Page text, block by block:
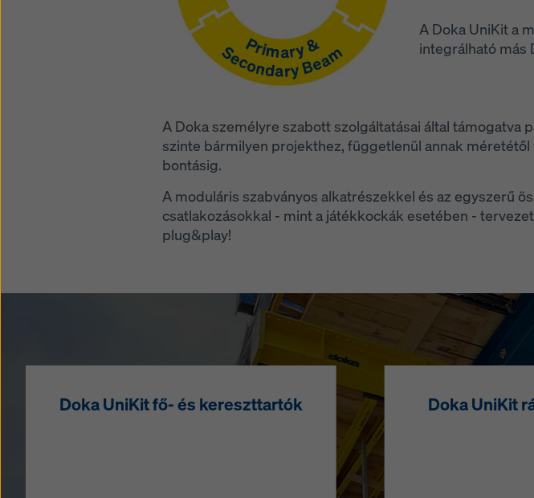
A Doka UniKit a
integrálható más
A Doka személyre szabott szolgáltatásai által
szinte bármilyen projekthez, függetlenül annak
bontásig.
A moduláris szabványos alkatrészekkel és az egyszerű
csatlakozásokkal - mint a játékkockák esetében -
plug&play!
Doka UniKit
Doka UniKit fő- és kereszttartók